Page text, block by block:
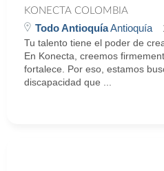
KONECTA COLOMBIA
Todo AntioquíaAntioquía
Tu talento tiene el poder de
En Konecta, creemos
fortalece. Por eso, estamos
discapacidad que ...